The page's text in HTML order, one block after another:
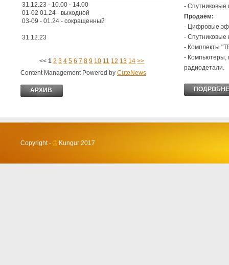
31.12.23 - 10.00 - 14.00
01-02 01.24 - выходной
03-09 - 01.24 - сокращенный
31.12.23
Комментариев
<<1 2 3 4 5 6 7 8 9 10 11 12 13 14 >>
Content Management Powered by Cute News
АРХИВ
АРХИВ
-
Продаём:
- Цифровые
-
- Комплекты
- Компьютеры,
радиодетали.
Copyright - © Kungur 2017